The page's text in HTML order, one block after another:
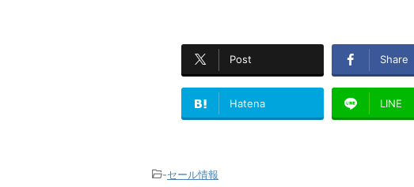
Post Share
Hatena LINE
-セール情報